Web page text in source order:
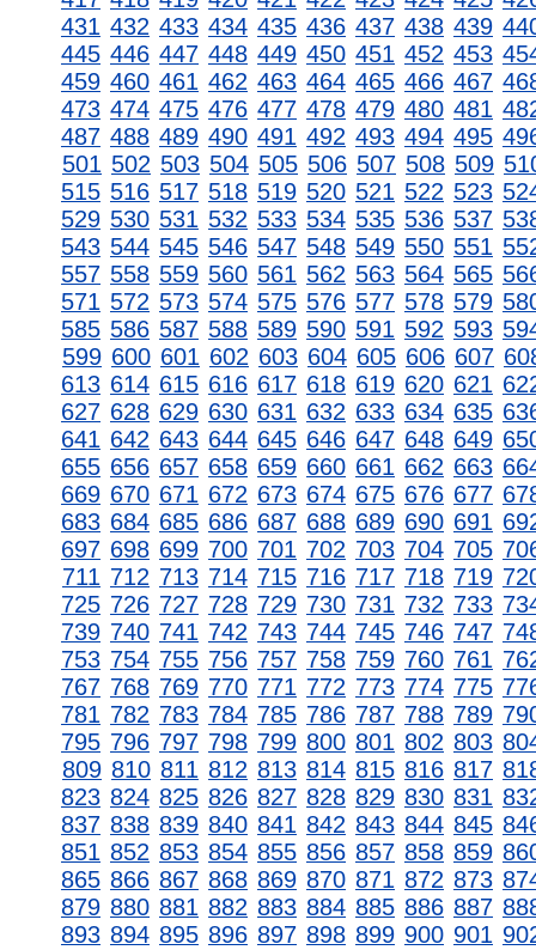
431 432 433 434 435 436 437 438 439
445 446 447 448 449 450 451 452 453
459 460 461 462 463 464 465 466 467
473 474 475 476 477 478 479 480 481
487 488 489 490 491 492 493 494 495
501 502 503 504 505 506 507 508 509
515 516 517 518 519 520 521 522 523
529 530 531 532 533 534 535 536 537
543 544 545 546 547 548 549 550 551
557 558 559 560 561 562 563 564 565
571 572 573 574 575 576 577 578 579
585 586 587 588 589 590 591 592 593
599 600 601 602 603 604 605 606 607
613 614 615 616 617 618 619 620 621
627 628 629 630 631 632 633 634 635
641 642 643 644 645 646 647 648 649
655 656 657 658 659 660 661 662 663
669 670 671 672 673 674 675 676 677
683 684 685 686 687 688 689 690 691
697 698 699 700 701 702 703 704 705
711 712 713 714 715 716 717 718 719
725 726 727 728 729 730 731 732 733
739 740 741 742 743 744 745 746 747
753 754 755 756 757 758 759 760 761
767 768 769 770 771 772 773 774 775
781 782 783 784 785 786 787 788 789
795 796 797 798 799 800 801 802 803
809 810 811 812 813 814 815 816 817
823 824 825 826 827 828 829 830 831
837 838 839 840 841 842 843 844 845
851 852 853 854 855 856 857 858 859
865 866 867 868 869 870 871 872 873
879 880 881 882 883 884 885 886 887
893 894 895 896 897 898 899 900 901